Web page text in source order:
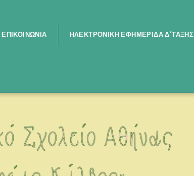
ΕΠΙΚΟΙΝΩΝΊΑ ΗΛΕΚΤΡΟΝΙΚΉ ΕΦΗΜΕΡΊΔΑ Δ΄ΤΆΞΗΣ